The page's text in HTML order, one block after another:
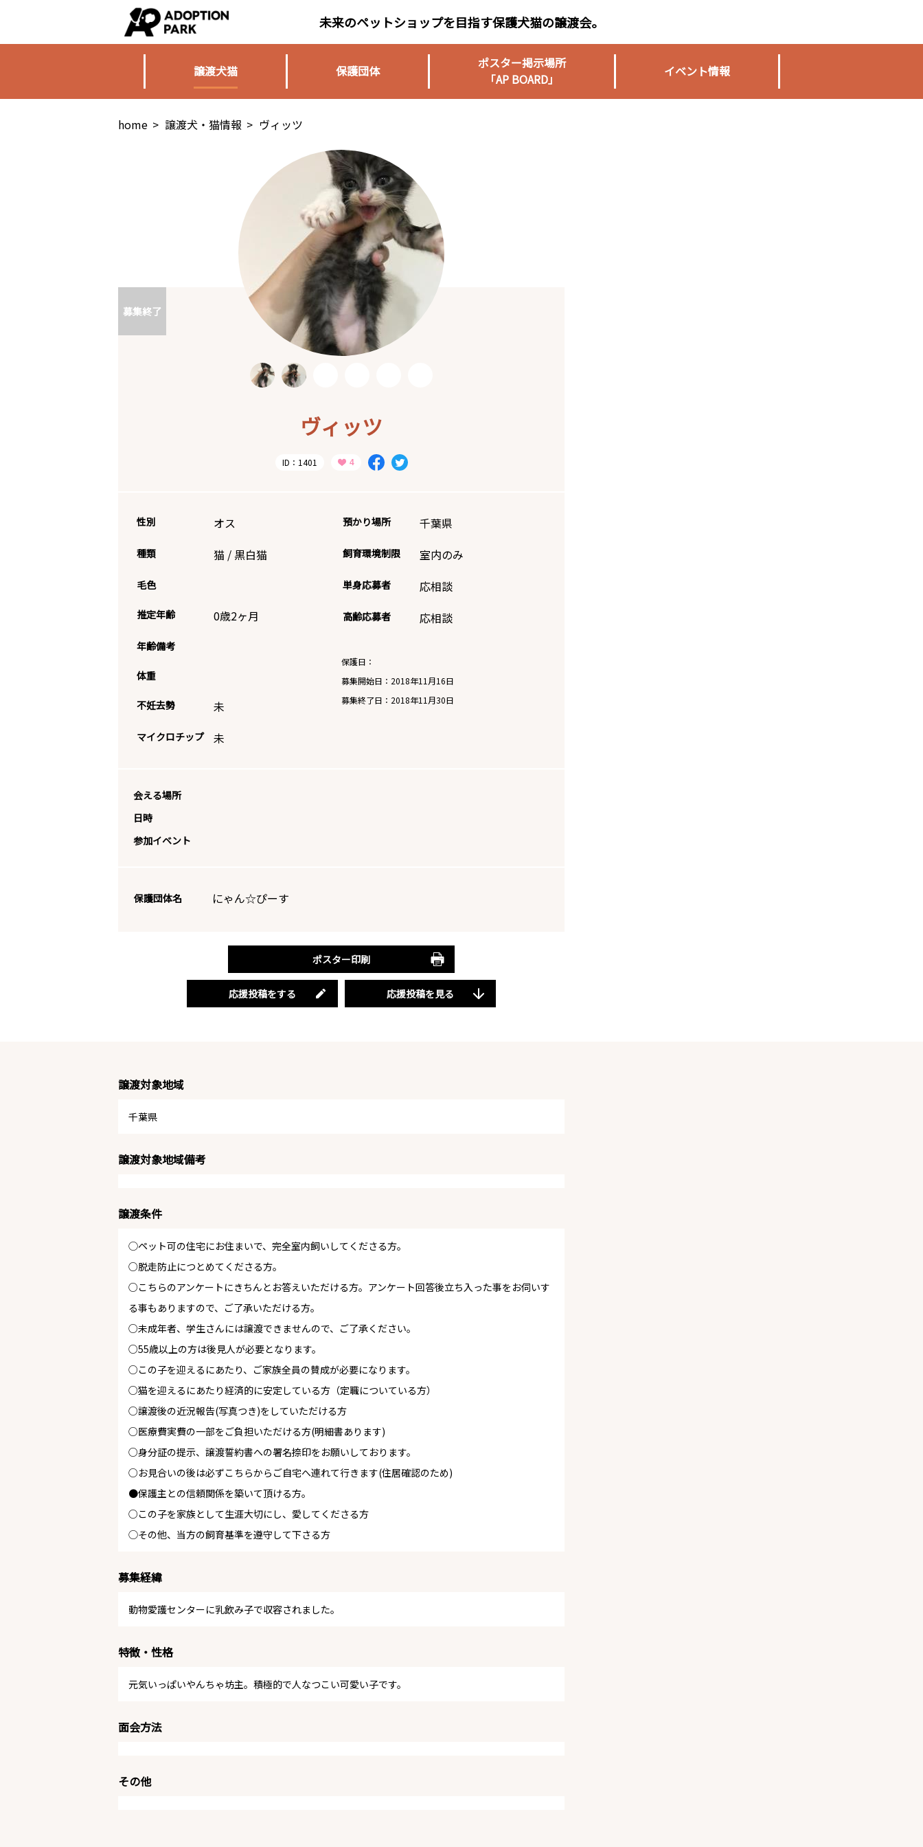
未来のペットショップを目指す保護犬猫の譲渡会。
譲渡犬猫 保護団体
ポスター掲示場所
「AP BOARD」
イベント情報
home > 譲渡犬・猫情報 > ヴィッツ
募集終了
ヴィッツ
ID：1401
性別 オス
種類 猫 / 黒白猫
毛色
推定年齢 0歳2ヶ月
年齢備考
体重
不妊去勢 未
マイクロチップ 未
預かり場所 千葉県
飼育環境制限 室内のみ
単身応募者 応相談
高齢応募者 応相談
保護日：
募集開始日： 2018年11月16日
募集終了日： 2018年11月30日
会える場所
日時
参加イベント
保護団体名 にゃん☆ぴーす
ポスター印刷
応援投稿をする 応援投稿を見る
譲渡対象地域
千葉県
譲渡対象地域備考
譲渡条件
◯ペット可の住宅にお住まいで、完全室内飼いしてくださる方。
○脱走防止につとめてくださる方。
○こちらのアンケートにきちんとお答えいただける方。アンケート回答後立ち入った事をお伺いす
る事もありますので、ご了承いただける方。
○未成年者、学生さんには譲渡できませんので、ご了承ください。
○55歳以上の方は後見人が必要となります。
○この子を迎えるにあたり、ご家族全員の賛成が必要になります。
○猫を迎えるにあたり経済的に安定している方（定職についている方）
○譲渡後の近況報告(写真つき)をしていただける方
○医療費実費の一部をご負担いただける方(明細書あります)
○身分証の提示、譲渡誓約書への署名捺印をお願いしております。
○お見合いの後は必ずこちらからご自宅へ連れて行きます(住居確認のため)
●保護主との信頼関係を築いて頂ける方。
○この子を家族として生涯大切にし、愛してくださる方
◯その他、当方の飼育基準を遵守して下さる方
募集経緯
動物愛護センターに乳飲み子で収容されました。
特徴・性格
元気いっぱいやんちゃ坊主。積極的で人なつこい可愛い子です。
面会方法
その他